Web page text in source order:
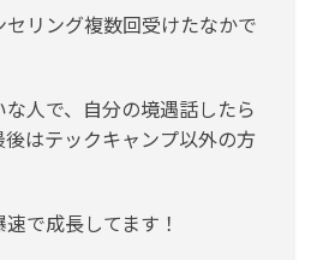
リング複数回受けたなかで
人で、自分の境遇話したら
はテックキャンプ以外の方
で成長してます！